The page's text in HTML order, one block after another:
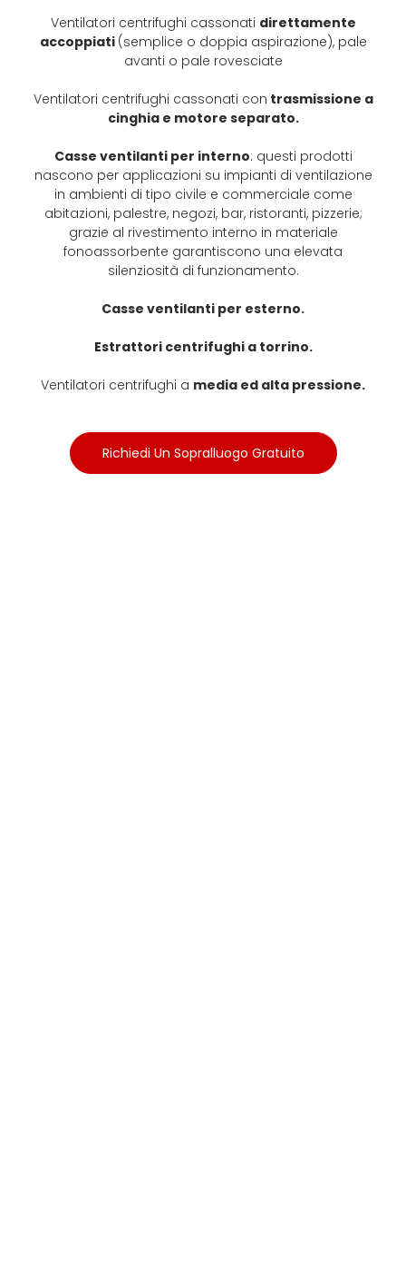
Ventilatori centrifughi cassonati direttamente
accoppiati (semplice o doppia aspirazione), pale
avanti o pale rovesciate
Ventilatori centrifughi cassonati con trasmissione a
cinghia e motore separato.
Casse ventilanti per interno: questi prodotti
nascono per applicazioni su impianti di ventilazione
in ambienti di tipo civile e commerciale come
abitazioni, palestre, negozi, bar, ristoranti, pizzerie;
grazie al rivestimento interno in materiale
fonoassorbente garantiscono una elevata
silenziosità di funzionamento.
Casse ventilanti per esterno.
Estrattori centrifughi a torrino.
Ventilatori centrifughi a media ed alta pressione.
Richiedi Un Sopralluogo Gratuito